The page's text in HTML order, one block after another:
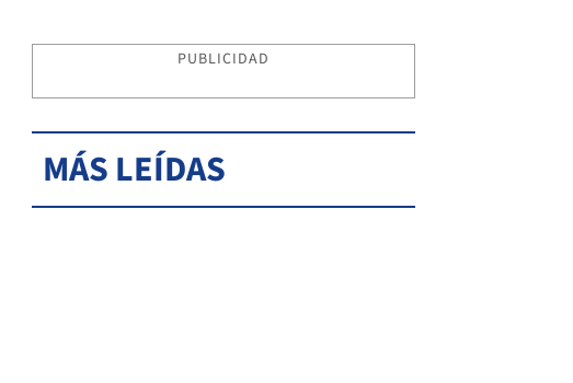
PUBLICIDAD
MÁS LEÍDAS